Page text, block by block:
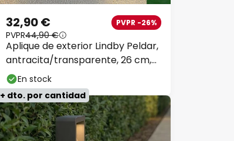
Aplique de exterior Lindby Peldar,
antracita/transparente, 26 cm,
metal
32,90 € PVPR -26%
PVPR44,90 €
En stock
+ dto. por cantidad